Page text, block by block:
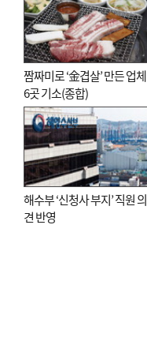
짬짜미로 ‘金겹살’ 만든 업체
6곳 기소(종합)
해수부 ‘신청사 부지’ 직원 의
견 반영